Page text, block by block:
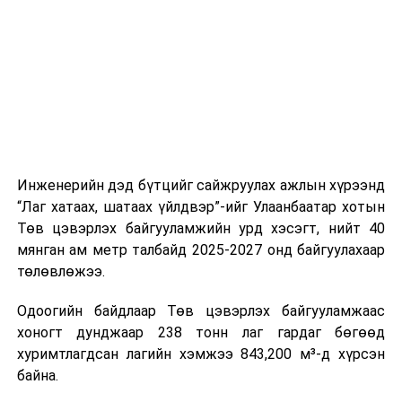
өдөр тутмын ажлын бэлэн байдлыг хангах зэрэг
практик ур чадварыг сургалтын хөтөлбөрт тусгажээ.
Сургалтыг танилцуулах лекц, асуулт-хариулт,
жишээнд суурилсан сургалт, багаар ажиллах дасгал,
танилцах, онцгой нөхцөлд ажиллах дадлага зэрэг
онол, практик хосолсон хэлбэрээр зохион байгуулж
байна.
Инженерийн дэд бүтцийг сайжруулах ажлын хүрээнд
“Лаг хатаах, шатаах үйлдвэр”-ийг Улаанбаатар хотын
Төв цэвэрлэх байгууламжийн урд хэсэгт, нийт 40
мянган ам метр талбайд 2025-2027 онд байгуулахаар
төлөвлөжээ.
Одоогийн байдлаар Төв цэвэрлэх байгууламжаас
хоногт дунджаар 238 тонн лаг гардаг бөгөөд
хуримтлагдсан лагийн хэмжээ 843,200 м³-д хүрсэн
байна.